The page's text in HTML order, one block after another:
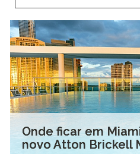
Onde ficar em
novo Atton Brickell